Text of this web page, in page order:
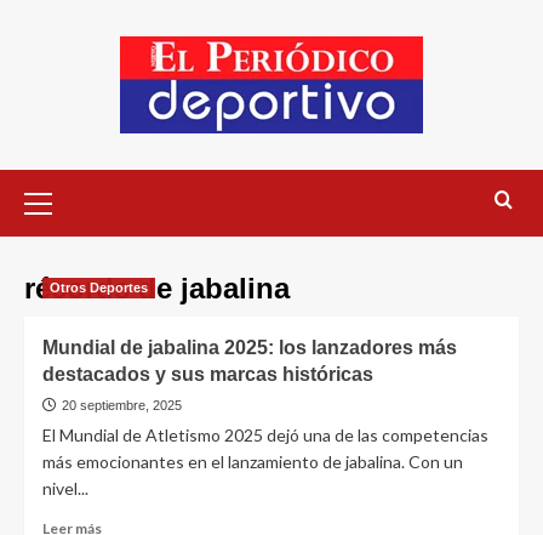
récords de jabalina
Otros Deportes
Mundial de jabalina 2025: los lanzadores más
destacados y sus marcas históricas
20 septiembre, 2025
El Mundial de Atletismo 2025 dejó una de las competencias
más emocionantes en el lanzamiento de jabalina. Con un
nivel...
Leer más